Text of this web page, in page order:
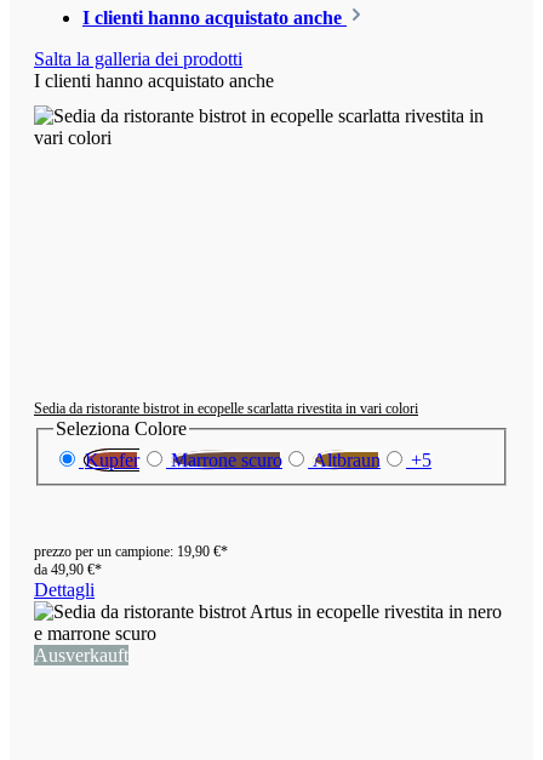
I clienti hanno acquistato anche
Salta la galleria dei prodotti
I clienti hanno acquistato anche
Sedia da ristorante bistrot in ecopelle scarlatta rivestita in vari colori
Seleziona Colore
Kupfer
Marrone scuro Altbraun +5
prezzo per un campione: 19,90 €*
da 49,90 €*
Dettagli
Ausverkauft